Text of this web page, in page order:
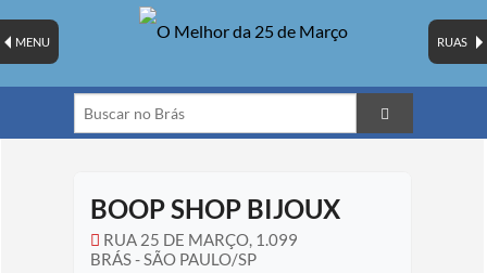
RUAS
MENU
BOOP SHOP BIJOUX
RUA 25 DE MARÇO, 1.099
BRÁS - SÃO PAULO/SP